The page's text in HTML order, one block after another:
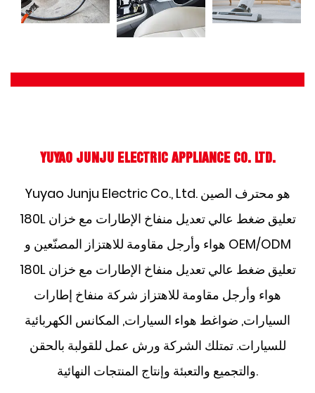
YUYAO JUNJU ELECTRIC APPLIANCE CO. LTD.
Yuyao Junju Electric Co., Ltd. هو محترف الصين
180L تعليق ضغط عالي تعديل منفاخ الإطارات مع خزان
هواء وأرجل مقاومة للاهتزاز المصنّعين OEM/ODM
180L تعليق ضغط عالي تعديل منفاخ الإطارات مع خزان
هواء وأرجل مقاومة للاهتزاز شركة منفاخ إطارات
السيارات, ضواغط هواء السيارات, المكانس الكهربائية
للسيارات. تمتلك الشركة ورش عمل للقولبة بالحقن
والتجميع والتعبئة وإنتاج المنتجات النهائية.